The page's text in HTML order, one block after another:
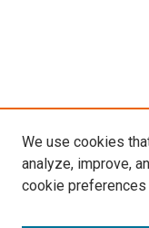
We use cookies
analyze, improve,
cookie preferences